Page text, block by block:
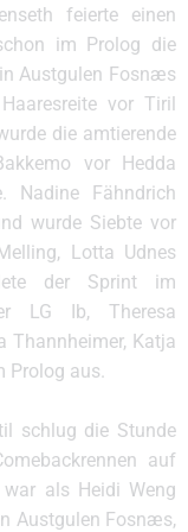
feierte einen
im Prolog die
Austgulen Fosnæs
vor Tiril
die amtierende
vor Hedda
Nadine Fähndrich
wurde Siebte vor
Lotta Udnes
der Sprint im
LG Ib, Theresa
Thannheimer, Katja
Prolog aus.
schlug die Stunde
auf
als Heidi Weng
Austgulen Fosnæs,